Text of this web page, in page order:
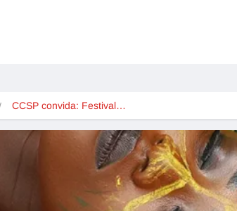
CCSP convida: Festival…